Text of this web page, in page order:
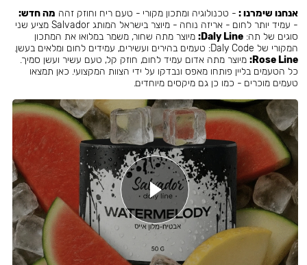
אנחנו שימרנו : - טכנולוגיה ומתכון מקורי - טעם ריח וחוזק זהה מה חדש:
- עמיד יותר לחום - אריזה נוחה - מיוצר בישראל המותג Salvador מציע שני
סוגים של תה:Daly Line: מיוצר מתה שחור, משמר במלואו את המתכון
המקורי של Daly Code: טעמים בהירים ועשירים, עמידים לחום ומלאים בעשן.
Rose Line: מיוצר מתה אדום עמיד לחום, חוזק קל, טעם עשיר ועשן סמיך.
כל הטעמים בליין פותחו מאפס ונבדקו על ידי הצוות המקצועי. כאן תמצאו
טעמים מוכרים - כמו כן גם מיקסים מיוחדים.